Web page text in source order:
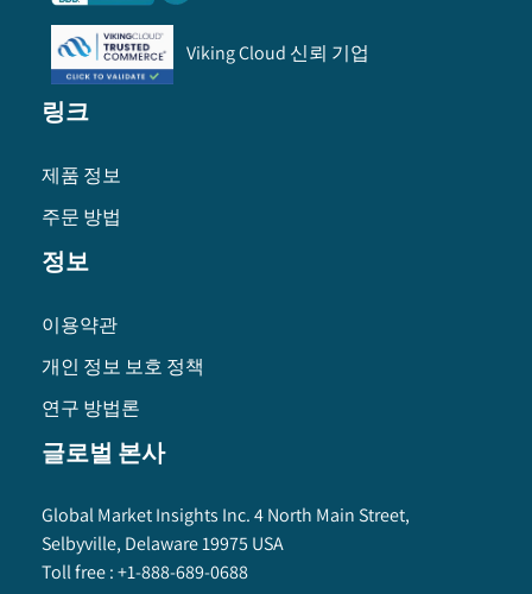
Viking Cloud 신뢰 기업
링크
제품 정보
주문 방법
정보
이용약관
개인 정보 보호 정책
연구 방법론
글로벌 본사
Global Market Insights Inc. 4 North Main Street,
Selbyville, Delaware 19975 USA
Toll free :+1-888-689-0688